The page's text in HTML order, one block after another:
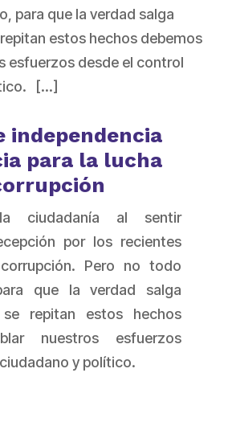
para que la verdad salga
estos hechos debemos
esfuerzos desde el control
[…]
independencia
para la lucha
ciudadanía al sentir
por los recientes
Pero no todo
que la verdad salga
repitan estos hechos
nuestros esfuerzos
y político.